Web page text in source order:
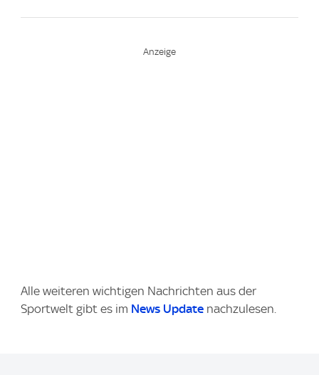
Alle weiteren wichtigen Nachrichten aus der
Sportwelt gibt es im News Update nachzulesen.